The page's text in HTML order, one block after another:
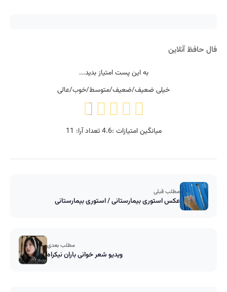
فال حافظ آنلاین
به این پست امتیاز بدید...
خیلی ضعیف/ضعیف/متوسط/خوب/عالی
میانگین امتیازات :4.6تعداد آرا: 11
مطلب قبلی
عکس استوری بیمارستانی / استوری بیمارستانی
مطلب بعدی
ویدیو شعر خوانی باران نیکراه